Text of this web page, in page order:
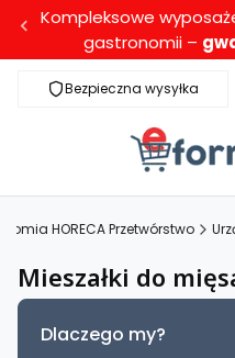
Kompleksowe
gastronomii –
Bezpieczna wysyłka
HORECA Przetwórstwo
Mieszałki do
Dlaczego my?